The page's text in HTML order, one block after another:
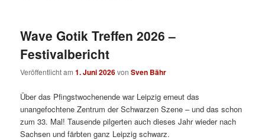
Wave Gotik Treffen 2026 –
Festivalbericht
Veröffentlicht am1. Juni 2026vonSven Bähr
Über das Pfingstwochenende war Leipzig erneut das
unangefochtene Zentrum der Schwarzen Szene – und das schon
zum 33. Mal! Tausende pilgerten auch dieses Jahr wieder nach
Sachsen und färbten ganz Leipzig schwarz.